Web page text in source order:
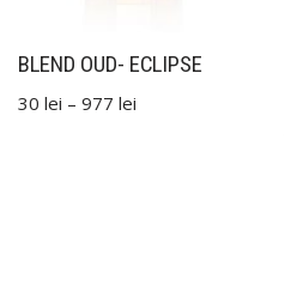
BLEND OUD- ECLIPSE
30 lei – 977 lei